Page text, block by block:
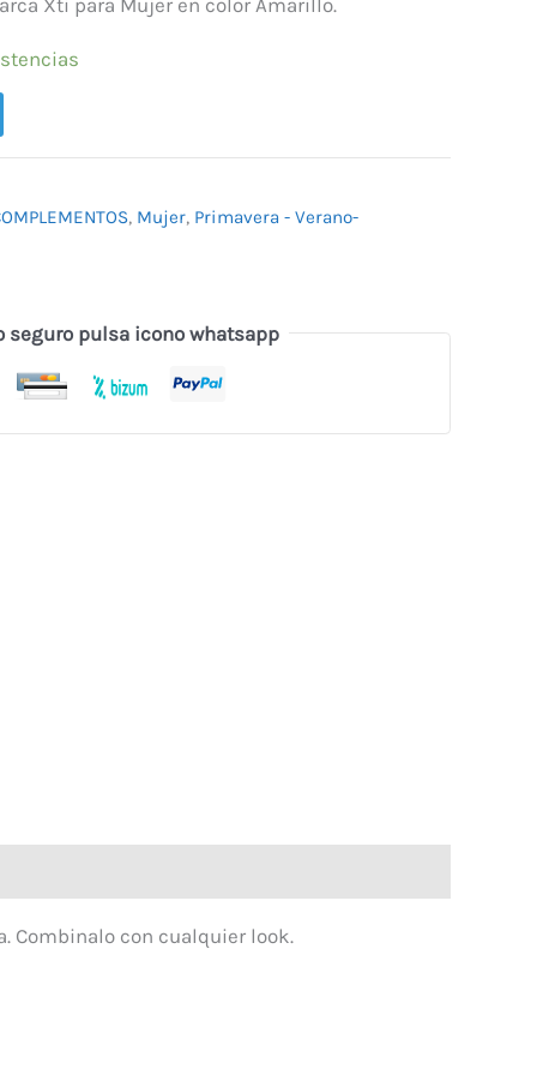
Xti para Mujer en color Amarillo.
, Mujer, Primavera - Verano-
seguro pulsa icono whatsapp
Combinalo con cualquier look.